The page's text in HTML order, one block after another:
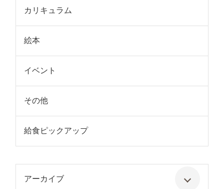
カリキュラム
絵本
イベント
その他
給食ピックアップ
アーカイブ